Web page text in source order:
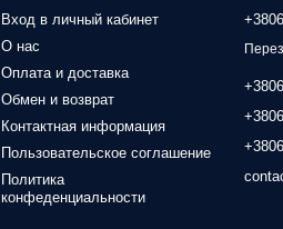
Вход в личный кабинет
О нас
Оплата и доставка
Обмен и возврат
Контактная информация
Пользовательское соглашение
Политика
конфеденциальности